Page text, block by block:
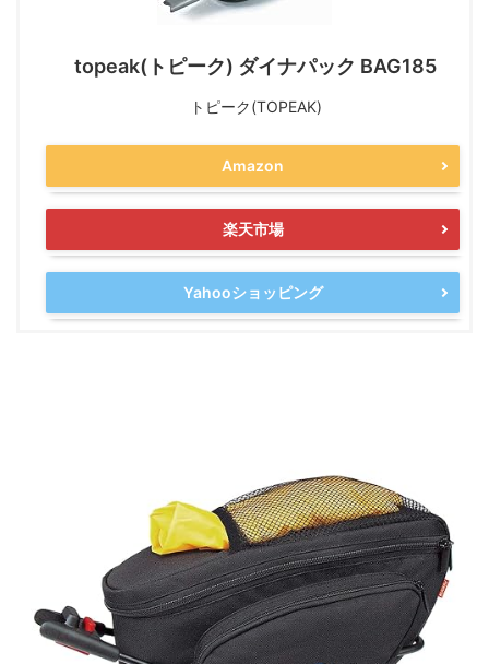
topeak(トピーク) ダイナパック BAG185
トピーク(TOPEAK)
Amazon
楽天市場
Yahooショッピング